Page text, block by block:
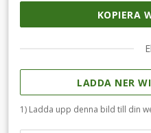
KOPIERA
LADDA NER
1) Ladda upp denna bild till din